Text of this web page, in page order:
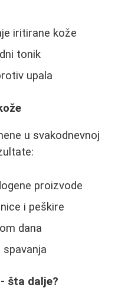
iritirane kože
tonik
upala
u svakodnevnoj
proizvode
i peškire
dana
šta dalje?